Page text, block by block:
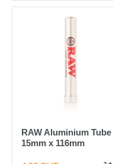
RAW Aluminium Tube
15mm x 116mm